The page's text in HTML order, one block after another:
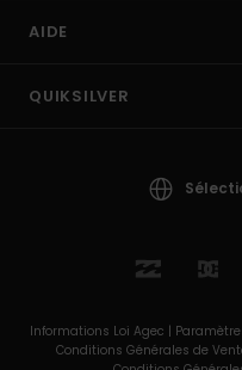
AIDE
QUIKSILVER
Informations Loi Agec |
Conditions Générales de